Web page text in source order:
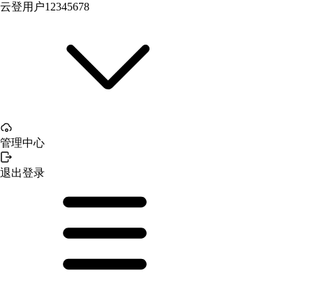
云登用户12345678
管理中心
退出登录